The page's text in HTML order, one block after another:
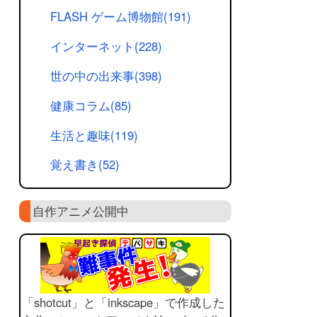
FLASH ゲーム博物館(191)
インターネット(228)
世の中の出来事(398)
健康コラム(85)
生活と趣味(119)
覚え書き(52)
自作アニメ公開中
「shotcut」と「inkscape」で作成した